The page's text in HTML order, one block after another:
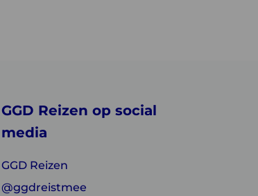
GGD Reizen op social
media
GGD Reizen
@ggdreistmee